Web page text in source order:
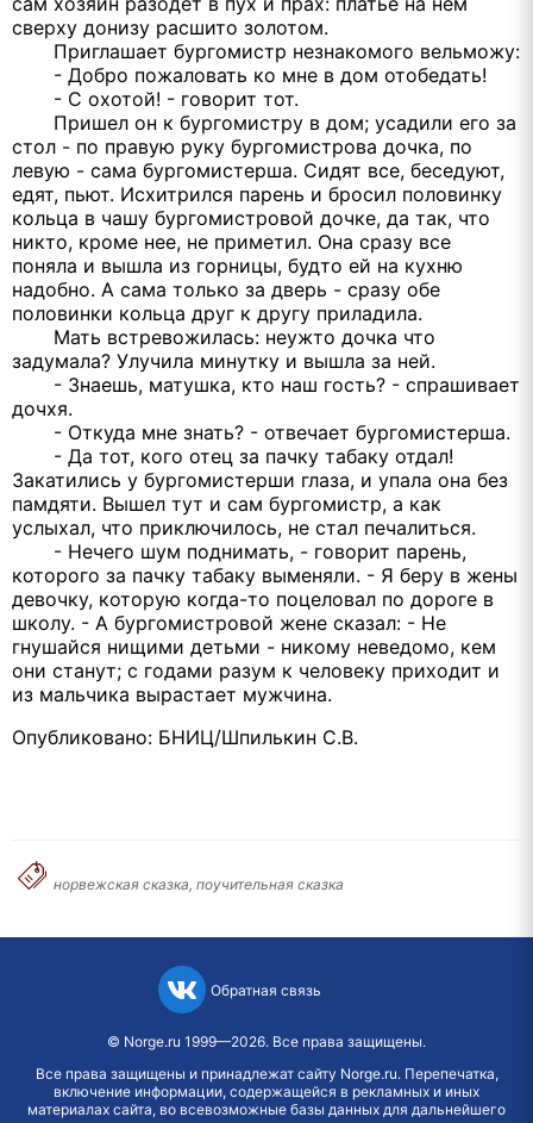
сверху донизу расшито золотом.
Приглашает бургомистр незнакомого вельможу:
- Добро пожаловать ко мне в дом отобедать!
- С охотой! - говорит тот.
Пришел он к бургомистру в дом; усадили его за
стол - по правую руку бургомистрова дочка, по
левую - сама бургомистерша. Сидят все, беседуют,
едят, пьют. Исхитрился парень и бросил половинку
кольца в чашу бургомистровой дочке, да так, что
никто, кроме нее, не приметил. Она сразу все
поняла и вышла из горницы, будто ей на кухню
надобно. А сама только за дверь - сразу обе
половинки кольца друг к другу приладила.
Мать встревожилась: неужто дочка что
задумала? Улучила минутку и вышла за ней.
- Знаешь, матушка, кто наш гость? - спрашивает
дочхя.
- Откуда мне знать? - отвечает бургомистерша.
- Да тот, кого отец за пачку табаку отдал!
Закатились у бургомистерши глаза, и упала она без
памдяти. Вышел тут и сам бургомистр, а как
услыхал, что приключилось, не стал печалиться.
- Нечего шум поднимать, - говорит парень,
которого за пачку табаку выменяли. - Я беру в жены
девочку, которую когда-то поцеловал по дороге в
школу. - А бургомистровой жене сказал: - Не
гнушайся нищими детьми - никому неведомо, кем
они станут; с годами разум к человеку приходит и
из мальчика вырастает мужчина.
Опубликовано: БНИЦ/Шпилькин С.В.
норвежская сказка, поучительная сказка
Обратная связь
© Norge.ru 1999—2026. Все права защищены.
Все права защищены и принадлежат сайту Norge.ru. Перепечатка,
включение информации, содержащейся в рекламных и иных
материалах сайта, во всевозможные базы данных для дальнейшего